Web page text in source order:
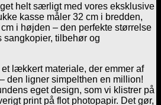
helt særligt med vores eksklusive
kasse måler 32 cm i bredden,
i højden – den perfekte størrelse
sangkopier, tilbehør og
lækkert materiale, der emmer af
den ligner simpelthen en million!
eget design, som vi klistrer på
print på flot photopapir. Det gør,